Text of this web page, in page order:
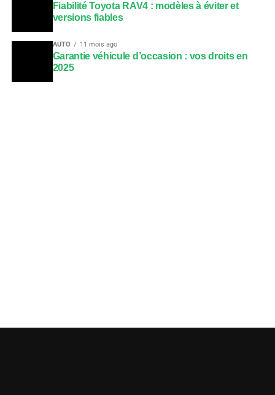
Fiabilité Toyota RAV4 : modèles à éviter et
versions fiables
AUTO 11 mois ago
Garantie véhicule d’occasion : vos droits en
2025